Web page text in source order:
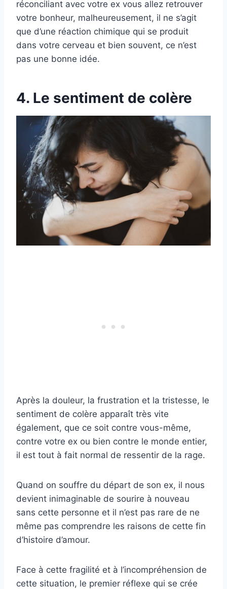
réconciliant avec votre ex vous allez retrouver
votre bonheur, malheureusement, il ne s’agit
que d’une réaction chimique qui se produit
dans votre cerveau et bien souvent, ce n’est
pas une bonne idée.
4. Le sentiment de colère
Après la douleur, la frustration et la tristesse, le
sentiment de colère apparaît très vite
également, que ce soit contre vous-même,
contre votre ex ou bien contre le monde entier,
il est tout à fait normal de ressentir de la rage.
Quand on souffre du départ de son ex, il nous
devient inimaginable de sourire à nouveau
sans cette personne et il n’est pas rare de ne
même pas comprendre les raisons de cette fin
d’histoire d’amour.
Face à cette fragilité et à l’incompréhension de
cette situation, le premier réflexe qui se crée